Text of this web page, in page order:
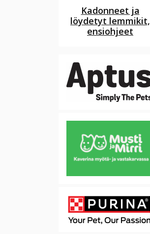
Kadonneet ja
löydetyt lemmikit,
ensiohjeet